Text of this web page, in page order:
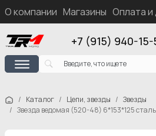
О компании Магазины Оплата и
+7 (915) 940-15-
Каталог Цепи, звезды
Звезды
Звезда ведомая (520-48) 6*153*125